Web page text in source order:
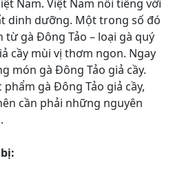
Nam. Việt Nam nổi tiếng với
dinh dưỡng. Một trong số đó
gà Đông Tảo – loại gà quý
cầy mùi vị thơm ngon. Ngay
món gà Đông Tảo giả cầy.
gà Đông Tảo giả cầy,
cần phải những nguyên